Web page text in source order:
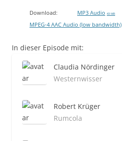
Download: MP3 Audio 43 MB
MPEG-4 AAC Audio (low bandwidth)
In dieser Episode mit:
Claudia Nördinger
Westernwisser
Robert Krüger
Rumcola